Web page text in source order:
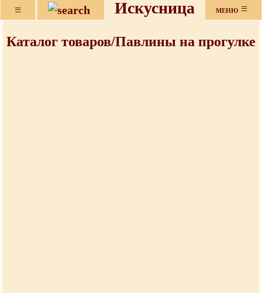
≡ Искусница МЕНЮ ≡
Каталог товаров/Павлины на прогулке